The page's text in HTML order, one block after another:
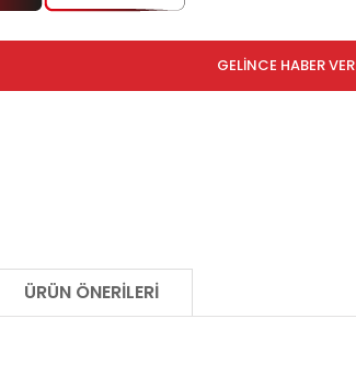
GELİNCE HABER VER
ÜRÜN ÖNERILERI